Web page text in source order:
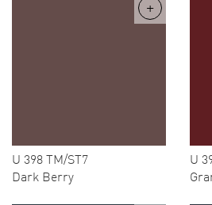
U 398 TM/ST7
Dark Berry
U